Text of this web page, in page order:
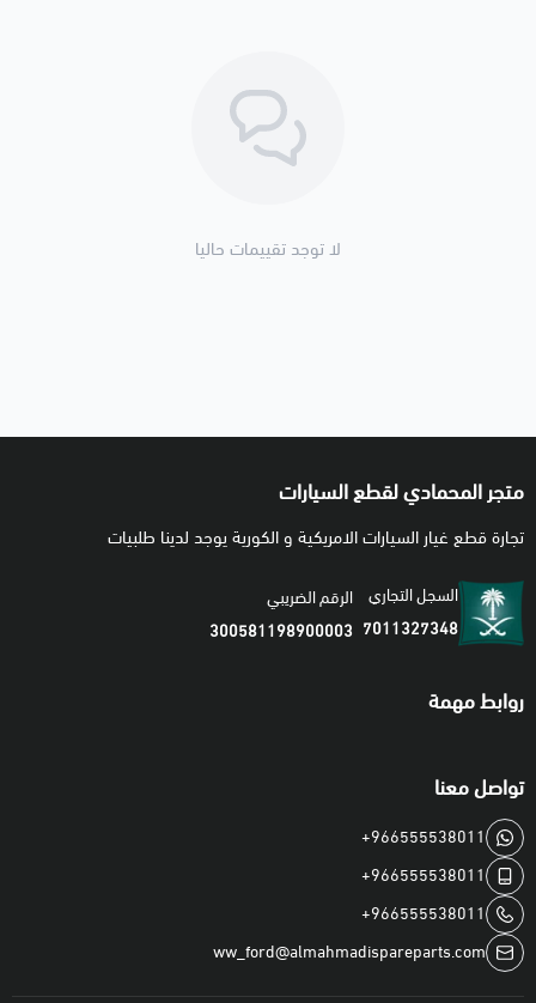
لا توجد تقييمات حاليا
متجر المحمادي لقطع السيارات
تجارة قطع غيار السيارات الامريكية و الكورية يوجد لدينا طلبيات
السجل التجاري
7011327348
الرقم الضريبي
300581198900003
روابط مهمة
تواصل معنا
+966555538011
+966555538011
+966555538011
ww_ford@almahmadispareparts.com